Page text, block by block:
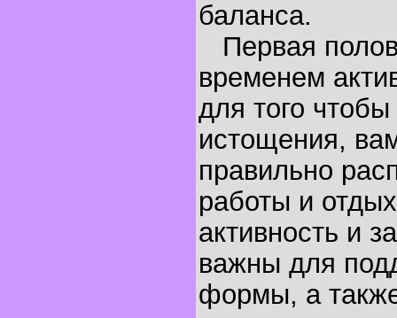
баланса.
Первая
временем
для того
истощения,
правильно
работы и
активность и
важны для
формы, а